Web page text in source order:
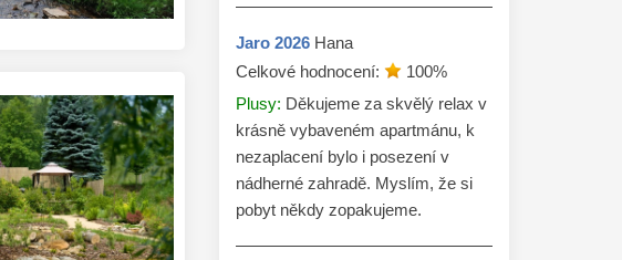
Jaro 2026 Hana
Celkové hodnocení:
100%
Plusy: Děkujeme za skvělý relax v
krásně vybaveném apartmánu, k
nezaplacení bylo i posezení v
nádherné zahradě. Myslím, že si
pobyt někdy zopakujeme.